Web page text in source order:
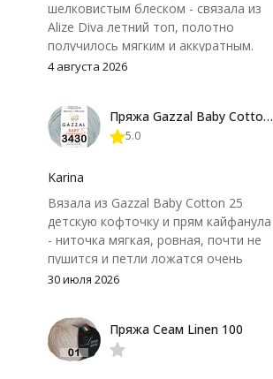
шелковистым блеском - связала из
Alize Diva летний топ, полотно
получилось мягким и аккуратным.
Петли хорошо видны, вяжется
нюанс - пряжа немного скользит и
иногда расслаивается, пришлось
крючок поудобнее.
4 августа 2026
Пряжа Gazzal Baby Cotton 25
5.0
Karina
Вязала из Gazzal Baby Cotton 25
детскую кофточку и прям кайфанула
- ниточка мягкая, ровная, почти не
пушится и петли ложатся очень
аккуратно. После стирки полотно
потеряло, цвет тоже не стал
тусклее. Единственный нюанс -
моточки маленькие, расход лучше
30 июля 2026
Пряжа Сеам Linen 100